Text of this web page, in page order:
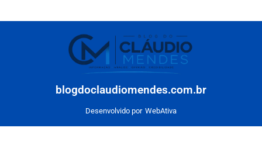
blogdoclaudiomendes.com.br
Desenvolvido por WebAtiva